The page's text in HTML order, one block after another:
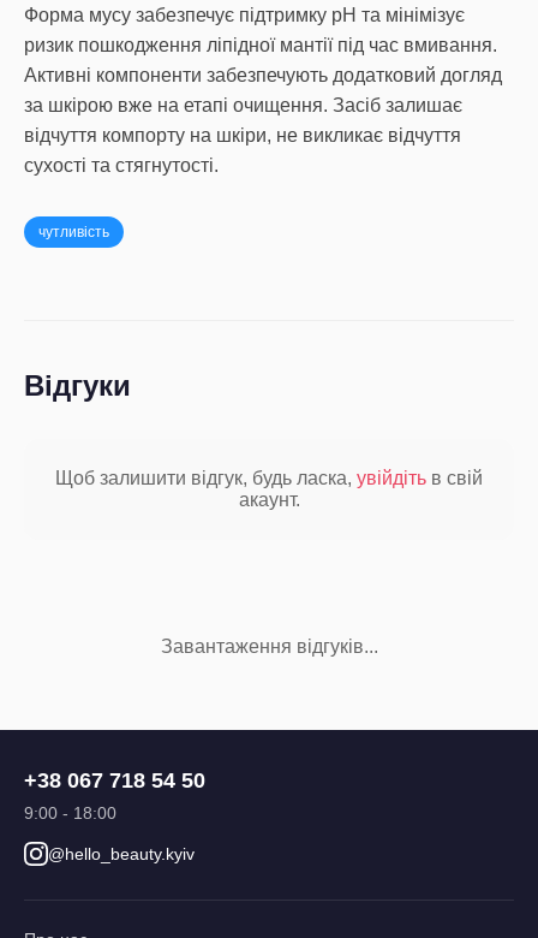
Форма мусу забезпечує підтримку pH та мінімізує
ризик пошкодження ліпідної мантії під час вмивання.
Активні компоненти забезпечують додатковий догляд
за шкірою вже на етапі очищення. Засіб залишає
відчуття компорту на шкіри, не викликає відчуття
сухості та стягнутості.
чутливість
Відгуки
Щоб залишити відгук, будь ласка, увійдіть в свій
акаунт.
Завантаження відгуків...
+38 067 718 54 50
9:00 - 18:00
@hello_beauty.kyiv